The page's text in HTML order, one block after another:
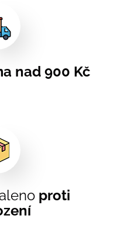
nad 900 Kč
proti